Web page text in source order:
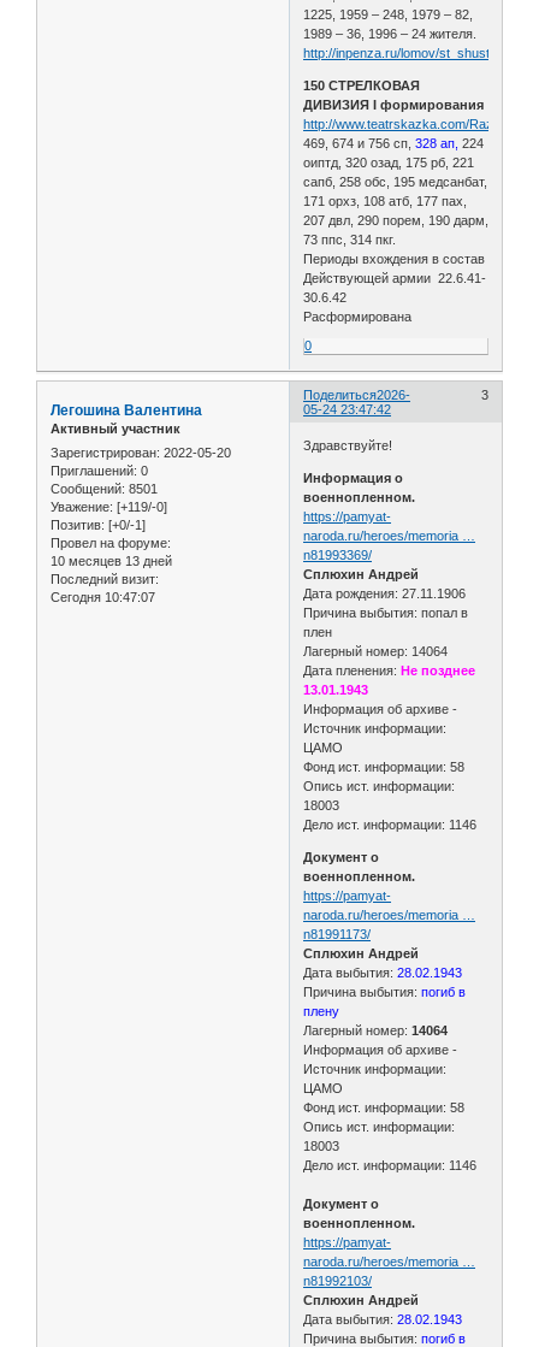
1225, 1959 – 248, 1979 – 82,
1989 – 36, 1996 – 24 жителя.
http://inpenza.ru/lomov/st_shustruy.php
150 СТРЕЛКОВАЯ
ДИВИЗИЯ I формирования
http://www.teatrskazka.com/Raznoe/
469, 674 и 756 сп,328 ап, 224
оиптд, 320 озад, 175 рб, 221
сапб, 258 обс, 195 медсанбат,
171 орхз, 108 атб, 177 пах,
207 двл, 290 порем, 190 дарм,
73 ппс, 314 пкг.
Периоды вхождения в состав
Действующей армии 22.6.41-
30.6.42
Расформирована
0
Поделиться 3
2026-
05-24 23:47:42
Легошина Валентина
Активный участник
Зарегистрирован: 2022-05-20
Приглашений: 0
Сообщений: 8501
Уважение: [+119/-0]
Позитив: [+0/-1]
Провел на форуме:
10 месяцев 13 дней
Последний визит:
Сегодня 10:47:07
Здравствуйте!
Информация о
военнопленном.
https://pamyat-
naroda.ru/heroes/memoria …
n81993369/
Сплюхин Андрей
Дата рождения: 27.11.1906
Причина выбытия: попал в
плен
Лагерный номер: 14064
Дата пленения: Не позднее
13.01.1943
Информация об архиве -
Источник информации:
ЦАМО
Фонд ист. информации: 58
Опись ист. информации:
18003
Дело ист. информации: 1146
Документ о
военнопленном.
https://pamyat-
naroda.ru/heroes/memoria …
n81991173/
Сплюхин Андрей
Дата выбытия:28.02.1943
Причина выбытия: погиб в
плену
Лагерный номер:14064
Информация об архиве -
Источник информации:
ЦАМО
Фонд ист. информации: 58
Опись ист. информации:
18003
Дело ист. информации: 1146
Документ о
военнопленном.
https://pamyat-
naroda.ru/heroes/memoria …
n81992103/
Сплюхин Андрей
Дата выбытия:28.02.1943
Причина выбытия:погиб в